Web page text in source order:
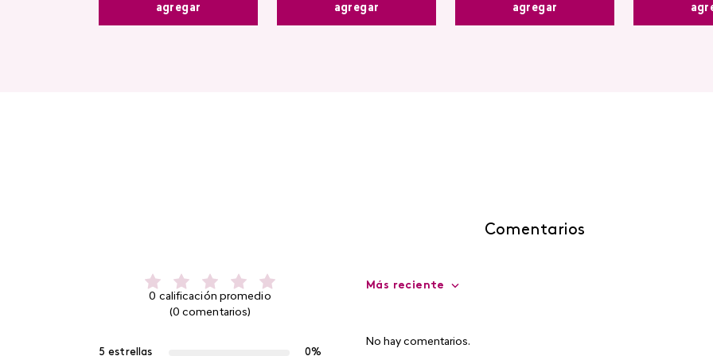
agregar agregar agregar
Comentarios
0 calificación promedio
(0 comentarios)
5 estrellas 0%
Más reciente
No hay comentarios.